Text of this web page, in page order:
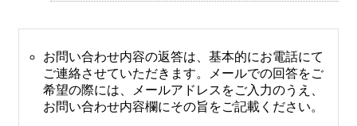
お問い合わせ内容の返答は、基本的にお電話にて
ご連絡させていただきます。メールでの回答をご
希望の際には、メールアドレスをご入力のうえ、
お問い合わせ内容欄にその旨をご記載ください。